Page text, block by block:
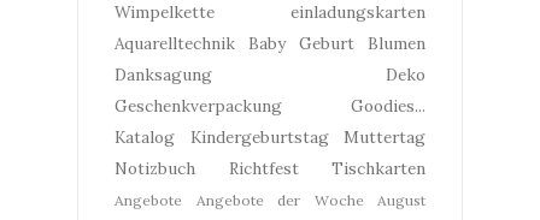
Wimpelkette
einladungskarten
Aquarelltechnik
Baby Geburt
Blumen
Danksagung
Deko
Geschenkverpackung
Goodies...
Katalog
Kindergeburtstag
Muttertag
Notizbuch
Richtfest Tischkarten
Angebote Angebote der Woche
August